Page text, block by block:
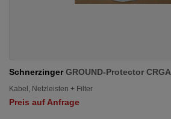
SchnerzingerGROUND-Protector CRGA
Kabel, Netzleisten + Filter
Preis auf Anfrage